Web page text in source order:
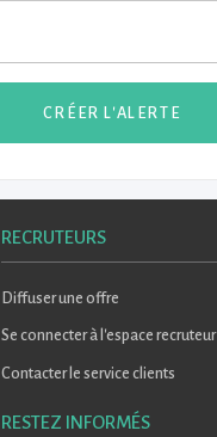
CRÉER L'ALERTE
RECRUTEURS
Diffuser une offre
Se connecter à l'espace recruteur
Contacter le service clients
RESTEZ INFORMÉS